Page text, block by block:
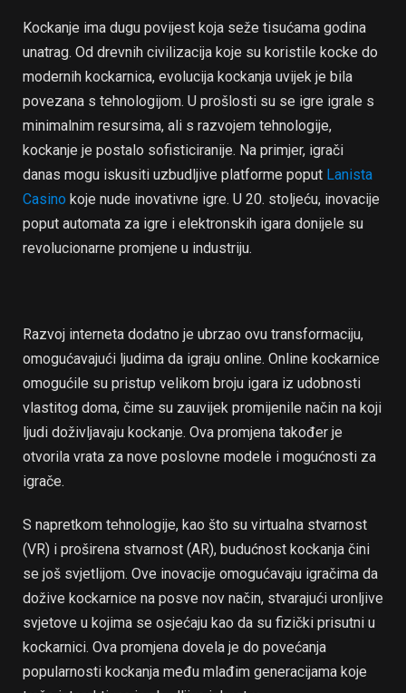
Kockanje ima dugu povijest koja seže tisućama godina
unatrag. Od drevnih civilizacija koje su koristile kocke do
modernih kockarnica, evolucija kockanja uvijek je bila
povezana s tehnologijom. U prošlosti su se igre igrale s
minimalnim resursima, ali s razvojem tehnologije,
kockanje je postalo sofisticiranije. Na primjer, igrači
danas mogu iskusiti uzbudljive platforme poput Lanista
Casino koje nude inovativne igre. U 20. stoljeću, inovacije
poput automata za igre i elektronskih igara donijele su
revolucionarne promjene u industriju.
Razvoj interneta dodatno je ubrzao ovu transformaciju,
omogućavajući ljudima da igraju online. Online kockarnice
omogućile su pristup velikom broju igara iz udobnosti
vlastitog doma, čime su zauvijek promijenile način na koji
ljudi doživljavaju kockanje. Ova promjena također je
otvorila vrata za nove poslovne modele i mogućnosti za
igrače.
S napretkom tehnologije, kao što su virtualna stvarnost
(VR) i proširena stvarnost (AR), budućnost kockanja čini
se još svjetlijom. Ove inovacije omogućavaju igračima da
dožive kockarnice na posve nov način, stvarajući uronljive
svjetove u kojima se osjećaju kao da su fizički prisutni u
kockarnici. Ova promjena dovela je do povećanja
popularnosti kockanja među mlađim generacijama koje